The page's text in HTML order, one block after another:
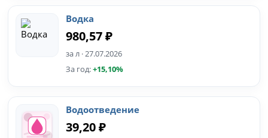
Водка
980,57 ₽
за л · 27.07.2026
За год:+15,10%
Водоотведение
39,20 ₽